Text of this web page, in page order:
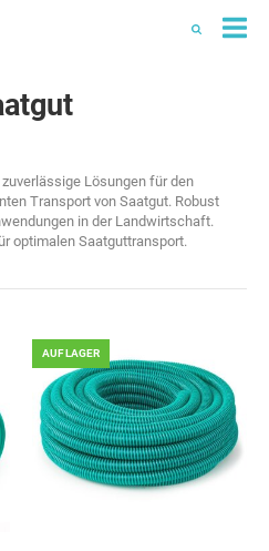
Lösungen für den
Transport von Saatgut. Robust
in der Landwirtschaft.
optimalen Saatguttransport.
AUF LAGER